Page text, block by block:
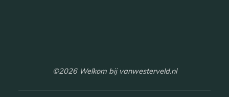
©2026 Welkom bij vanwesterveld.nl